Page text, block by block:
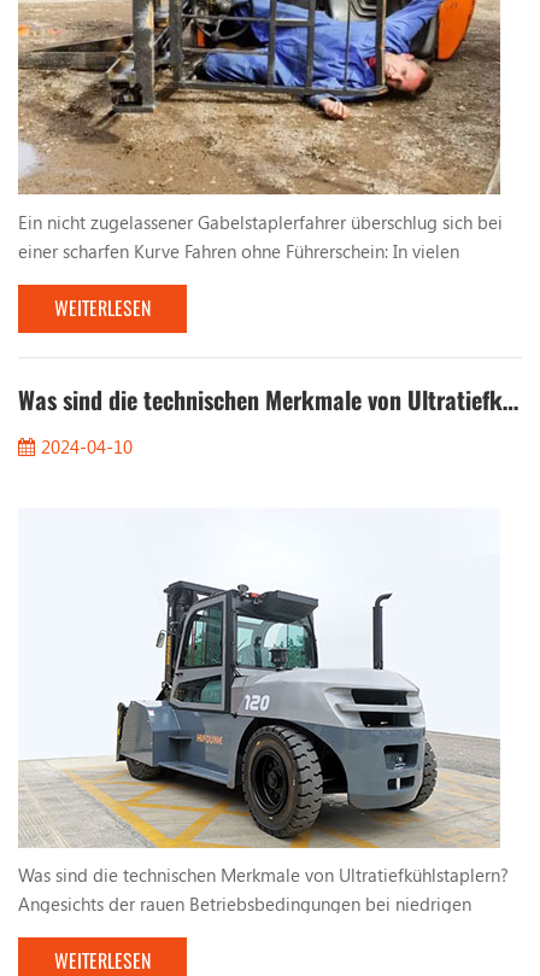
Ein nicht zugelassener Gabelstaplerfahrer überschlug sich bei
einer scharfen Kurve Fahren ohne Führerschein: In vielen
Fabriken und Logistikzentren werden aufgrund dringenden
Produktionsbedarfs teilweise Arbeitskräfte eingestellt, denen
eine qualifizierte Ausbildung und Qualifikation fehlt, um
Gabelstapler zu bedienen . Diesen nicht lizenzierten Fahrern
mangelt es an grundlegenden Kenntnissen und ...
WEITERLESEN
Was sind die technischen Merkmale von Ultratiefkühlstaplern?
2024-04-10
Was sind die technischen Merkmale von Ultratiefkühlstaplern?
Angesichts der rauen Betriebsbedingungen bei niedrigen
Temperaturen und hoher Luftfeuchtigkeit im Kühlhaus sollten
Kühllager-Gabelstapler darauf abzielen, die technischen
WEITERLESEN